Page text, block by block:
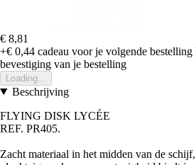
€ 8,81
+€ 0,44 cadeau voor je volgende bestelling
bevestiging van je bestelling
Loading...
Beschrijving
FLYING DISK LYCÉE
REF. PR405.
Zacht materiaal in het midden van de